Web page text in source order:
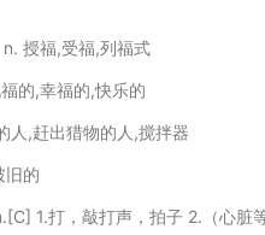
n. 授福,受福,列福式
的,幸福的,快乐的
人,赶出猎物的人,搅拌器
旧的
1.打，敲打声，拍子 2.（心脏